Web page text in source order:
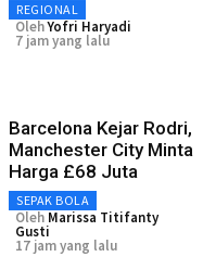
REGIONAL
OlehYofri Haryadi
7 jam yang lalu
Barcelona Kejar Rodri,
Manchester City Minta
Harga £68 Juta
SEPAK BOLA
Oleh Marissa Titifanty
Gusti
17 jam yang lalu